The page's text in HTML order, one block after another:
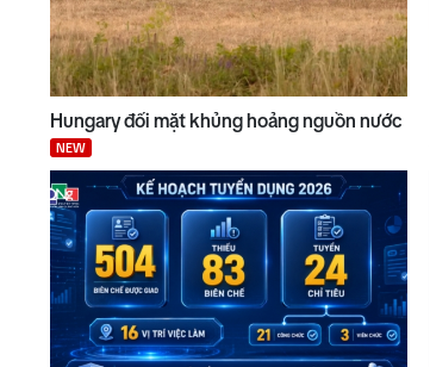
Hungary đối mặt khủng hoảng nguồn nước
NEW